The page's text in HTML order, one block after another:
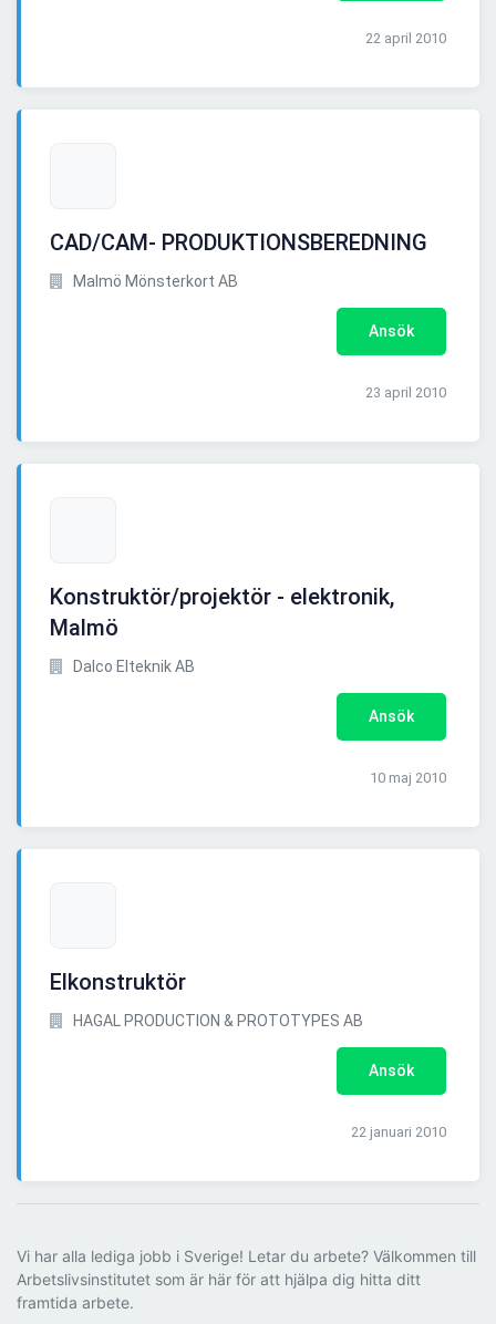
22 april 2010
CAD/CAM- PRODUKTIONSBEREDNING
Malmö Mönsterkort AB
Ansök
23 april 2010
Konstruktör/projektör - elektronik,
Malmö
Dalco Elteknik AB
Ansök
10 maj 2010
Elkonstruktör
HAGAL PRODUCTION & PROTOTYPES AB
Ansök
22 januari 2010
Vi har alla lediga jobb i Sverige! Letar du arbete? Välkommen till
Arbetslivsinstitutet som är här för att hjälpa dig hitta ditt
framtida arbete.